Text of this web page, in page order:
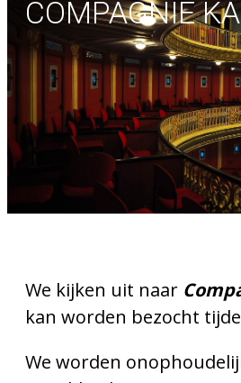
COMPAGNIE
We kijken uit naar
kan worden bezocht
We worden